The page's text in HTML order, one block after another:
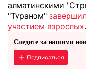
алматинскими
"Тураном"
участием взрослых.
Следите за нашими
Подписаться